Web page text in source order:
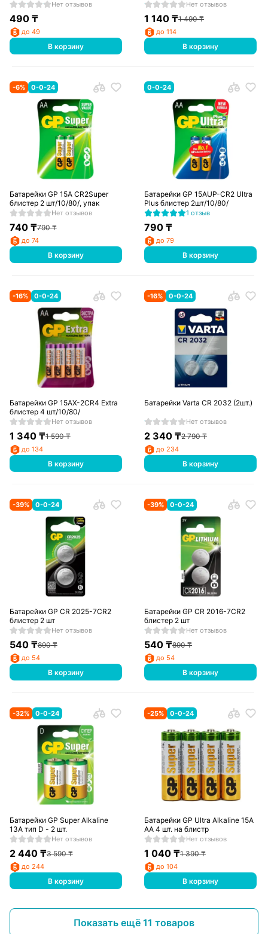
Нет отзывов
490₸
до 49
В корзину
упак
Нет отзывов
1 140 ₸1 490₸
до 114
В корзину
-6% 0-0-24
Батарейки GP 15A CR2Super
блистер 2 шт/10/80/, упак
Нет отзывов
740₸790₸
до 74
В корзину
0-0-24
Батарейки GP 15AUP-CR2 Ultra
Plus блистер 2шт/10/80/
1 отзыв
790 ₸
до 79
В корзину
-16% 0-0-24
Батарейки GP 15AX-2CR4 Extra
блистер 4 шт/10/80/
Нет отзывов
1 340₸1 590₸
до 134
В корзину
-16% 0-0-24
Батарейки Varta CR 2032 (2шт.)
Нет отзывов
2 340 ₸2 790₸
до 234
В корзину
-39% 0-0-24
Батарейки GP CR 2025-7CR2
блистер 2 шт
Нет отзывов
540₸890₸
до 54
В корзину
-39% 0-0-24
Батарейки GP CR 2016-7CR2
блистер 2 шт
Нет отзывов
540 ₸890₸
до 54
В корзину
-32% 0-0-24
Батарейки GP Super Alkaline
13A тип D - 2 шт.
Нет отзывов
2 440₸3 590₸
до 244
В корзину
-25% 0-0-24
Батарейки GP Ultra Alkaline 15A
AA 4 шт. на блистр
Нет отзывов
1 040 ₸1 390₸
до 104
В корзину
Показать ещё 11 товаров